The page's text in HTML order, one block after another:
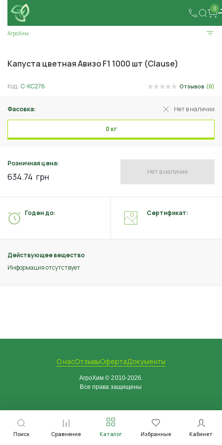
0
Поиск Сравнение Каталог Избранные Кабинет
АгроХим
Капуста цветная Авизо F1 1000 шт (Clause)
Код: C-KC276 Отзывов (0)
Фасовка: Нет в наличии
0 кг
Розничная цена:
634.74 грн Нет в наличии
Действующее вещество
Информация отсутствует
Годен до: Сертификат:
О насОтзывыОфертаДокументы
АгроХим © 2010-2026.
Все права защищены